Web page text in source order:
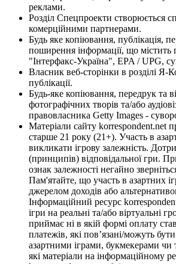
реклами.
Розділ Спецпроекти створюється
комерційними партнерами.
Будь яке копіювання, публікація,
поширення інформації, що містить
"Інтерфакс-Україна", EPA / UPG,
Власник веб-сторінки в розділі Я-
публікації.
Будь-яке копіювання, передрук та
фотографічних творів та/або
правовласника Getty Images -
Матеріали сайту korrespondent.net
старше 21 року (21+). Участь в
викликати ігрову залежність.
(принципів) відповідальної гри.
ознак залежності негайно
Пам'ятайте, що участь в азартних
джерелом доходів або
Інформаційний ресурс
ігри на реальні та/або віртуальні
приймає ні в якій формі оплату
платежів, які пов’язані/можуть бути
азартними іграми, букмекерами чи
які матеріали на інформаційному